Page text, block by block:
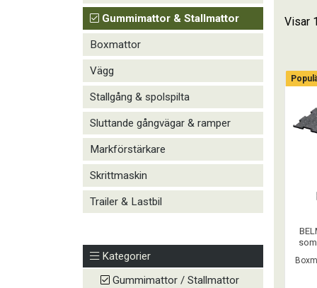
Gummimattor & Stallmattor
Boxmattor
Vägg
Stallgång & spolspilta
Sluttande gångvägar & ramper
Markförstärkare
Skrittmaskin
Trailer & Lastbil
Kategorier
Gummimattor / Stallmattor
Visar